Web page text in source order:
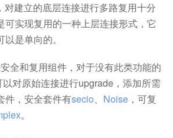
对建立的底层连接进行多路复用十分
可实现复用的一种上层连接形式，它
是单向的。
全和复用组件，对于没有此类功能的
对原始连接进行upgrade，添加所需
件，安全套件有secio、 Noise ，可复
。